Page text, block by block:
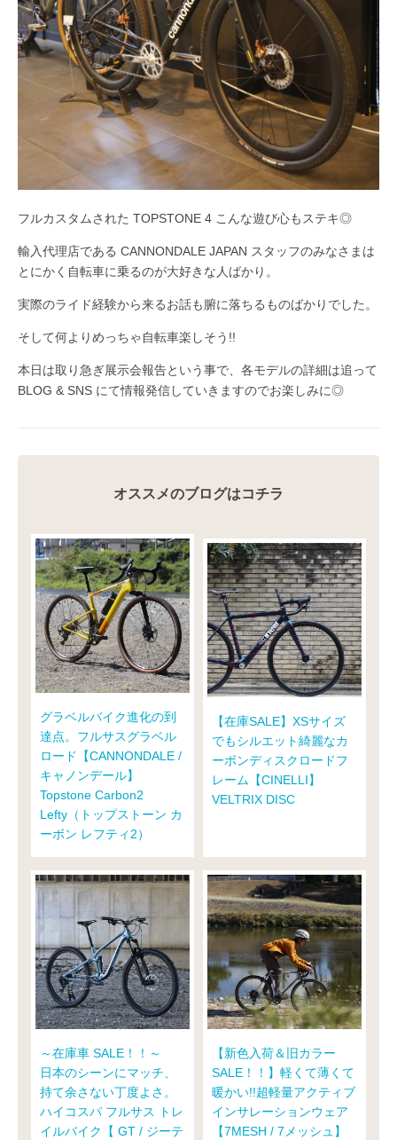
フルカスタムされた TOPSTONE 4 こんな遊び心もステキ◎
輸入代理店である CANNONDALE JAPAN スタッフのみなさまは
とにかく自転車に乗るのが大好きな人ばかり。
実際のライド経験から来るお話も腑に落ちるものばかりでした。
そして何よりめっちゃ自転車楽しそう!!
本日は取り急ぎ展示会報告という事で、各モデルの詳細は追って
BLOG & SNS にて情報発信していきますのでお楽しみに◎
オススメのブログはコチラ
グラベルバイク進化の到
達点。フルサスグラベル
ロード【CANNONDALE /
キャノンデール】
Topstone Carbon2
Lefty（トップストーン カ
ーボン レフティ2）
【在庫SALE】XSサイズ
でもシルエット綺麗なカ
ーボンディスクロードフ
レーム【CINELLI】
VELTRIX DISC
～在庫車 SALE！！～
日本のシーンにマッチ、
持て余さない丁度よさ。
ハイコスパ フルサス トレ
イルバイク【 GT / ジーテ
【新色入荷＆旧カラー
SALE！！】軽くて薄くて
暖かい!!超軽量アクティブ
インサレーションウェア
【7MESH / 7メッシュ】